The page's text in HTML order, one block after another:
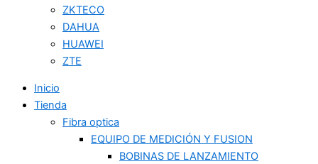
ZKTECO
DAHUA
HUAWEI
ZTE
Inicio
Tienda
Fibra optica
EQUIPO DE MEDICIÓN Y FUSION
BOBINAS DE LANZAMIENTO